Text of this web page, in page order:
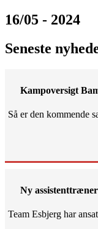
16/05 - 2024
Seneste
Kampoversigt
Så er den kommende
Ny
Team Esbjerg har